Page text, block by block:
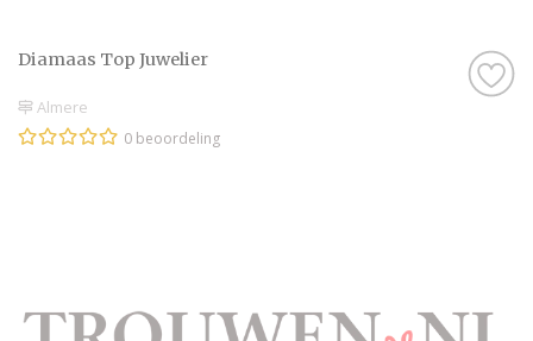
Diamaas Top Juwelier
Almere
0 beoordeling